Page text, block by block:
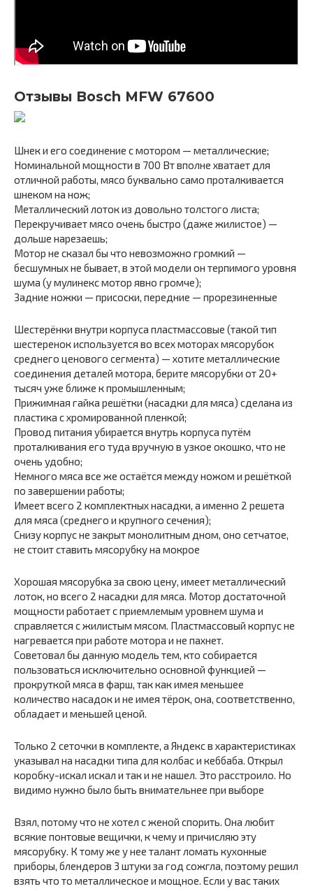
Отзывы Bosch MFW 67600
Шнек и его соединение с мотором — металлические;
Номинальной мощности в 700 Вт вполне хватает для
отличной работы, мясо буквально само проталкивается
шнеком на нож;
Металлический лоток из довольно толстого листа;
Перекручивает мясо очень быстро (даже жилистое) —
дольше нарезаешь;
Мотор не сказал бы что невозможно громкий —
бесшумных не бывает, в этой модели он терпимого уровня
шума (у мулинекс мотор явно громче);
Задние ножки — присоски, передние — прорезиненные
Шестерёнки внутри корпуса пластмассовые (такой тип
шестеренок используется во всех моторах мясорубок
среднего ценового сегмента) — хотите металлические
соединения деталей мотора, берите мясорубки от 20+
тысяч уже ближе к промышленным;
Прижимная гайка решётки (насадки для мяса) сделана из
пластика с хромированной пленкой;
Провод питания убирается внутрь корпуса путём
проталкивания его туда вручную в узкое окошко, что не
очень удобно;
Немного мяса все же остаётся между ножом и решёткой
по завершении работы;
Имеет всего 2 комплектных насадки, а именно 2 решета
для мяса (среднего и крупного сечения);
Снизу корпус не закрыт монолитным дном, оно сетчатое,
не стоит ставить мясорубку на мокрое
Хорошая мясорубка за свою цену, имеет металлический
лоток, но всего 2 насадки для мяса. Мотор достаточной
мощности работает с приемлемым уровнем шума и
справляется с жилистым мясом. Пластмассовый корпус не
нагревается при работе мотора и не пахнет.
Советовал бы данную модель тем, кто собирается
пользоваться исключительно основной функцией —
прокруткой мяса в фарш, так как имея меньшее
количество насадок и не имея тёрок, она, соответственно,
обладает и меньшей ценой.
Только 2 сеточки в комплекте, а Яндекс в характеристиках
указывал на насадки типа для колбас и кеббаба. Открыл
коробку-искал искал и так и не нашел. Это расстроило. Но
видимо нужно было быть внимательнее при выборе
Взял, потому что не хотел с женой спорить. Она любит
всякие понтовые вещички, к чему и причисляю эту
мясорубку. К тому же у нее талант ломать кухонные
приборы, блендеров 3 штуки за год сожгла, поэтому решил
взять что то металлическое и мощное. Если у вас таких